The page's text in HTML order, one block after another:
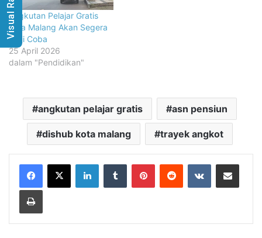
Angkutan Pelajar Gratis
Kota Malang Akan Segera
Diuji Coba
25 April 2026
dalam "Pendidikan"
angkutan pelajar gratis asn pensiun
dishub kota malang trayek angkot
LinkedInTumblr PinterestReddit VKontakteShare via Email
Print